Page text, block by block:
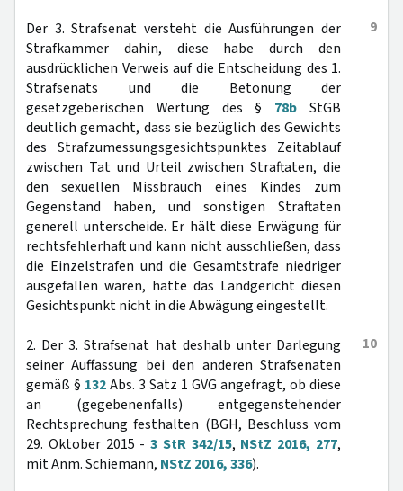
9
Der 3. Strafsenat versteht die Ausführungen der
Strafkammer dahin, diese habe durch den
ausdrücklichen Verweis auf die Entscheidung des 1.
Strafsenats und die Betonung der
gesetzgeberischen Wertung des § 78b StGB
deutlich gemacht, dass sie bezüglich des Gewichts
des Strafzumessungsgesichtspunktes Zeitablauf
zwischen Tat und Urteil zwischen Straftaten, die
den sexuellen Missbrauch eines Kindes zum
Gegenstand haben, und sonstigen Straftaten
generell unterscheide. Er hält diese Erwägung für
rechtsfehlerhaft und kann nicht ausschließen, dass
die Einzelstrafen und die Gesamtstrafe niedriger
ausgefallen wären, hätte das Landgericht diesen
Gesichtspunkt nicht in die Abwägung eingestellt.
10
2. Der 3. Strafsenat hat deshalb unter Darlegung
seiner Auffassung bei den anderen Strafsenaten
gemäß § 132Abs. 3 Satz 1 GVG angefragt, ob diese
an (gegebenenfalls) entgegenstehender
Rechtsprechung festhalten (BGH, Beschluss vom
29. Oktober 2015 -3 StR 342/15, NStZ 2016, 277,
mit Anm. Schiemann, NStZ 2016, 336).